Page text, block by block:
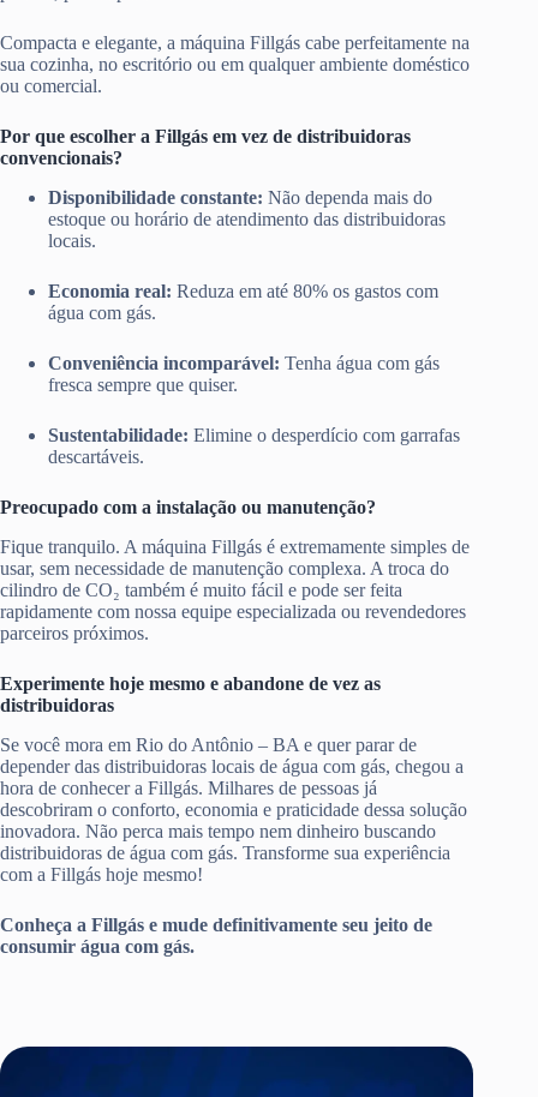
Compacta e elegante, a máquina Fillgás cabe perfeitamente na
sua cozinha, no escritório ou em qualquer ambiente doméstico
ou comercial.
Por que escolher a Fillgás em vez de distribuidoras
convencionais?
Disponibilidade constante: Não dependa mais do
estoque ou horário de atendimento das distribuidoras
locais.
Economia real: Reduza em até 80% os gastos com
água com gás.
Conveniência incomparável: Tenha água com gás
fresca sempre que quiser.
Sustentabilidade: Elimine o desperdício com garrafas
descartáveis.
Preocupado com a instalação ou manutenção?
Fique tranquilo. A máquina Fillgás é extremamente simples de
usar, sem necessidade de manutenção complexa. A troca do
cilindro de CO₂ também é muito fácil e pode ser feita
rapidamente com nossa equipe especializada ou revendedores
parceiros próximos.
Experimente hoje mesmo e abandone de vez as
distribuidoras
Se você mora em Rio do Antônio – BA e quer parar de
depender das distribuidoras locais de água com gás, chegou a
hora de conhecer a Fillgás. Milhares de pessoas já
descobriram o conforto, economia e praticidade dessa solução
inovadora. Não perca mais tempo nem dinheiro buscando
distribuidoras de água com gás. Transforme sua experiência
com a Fillgás hoje mesmo!
Conheça a Fillgás e mude definitivamente seu jeito de
consumir água com gás.